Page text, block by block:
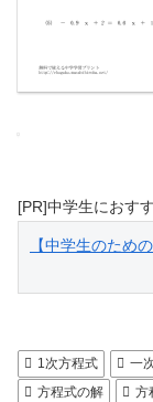
[PR]中学生におす
【中学生のため
1次方程式 一
方程式の解
方